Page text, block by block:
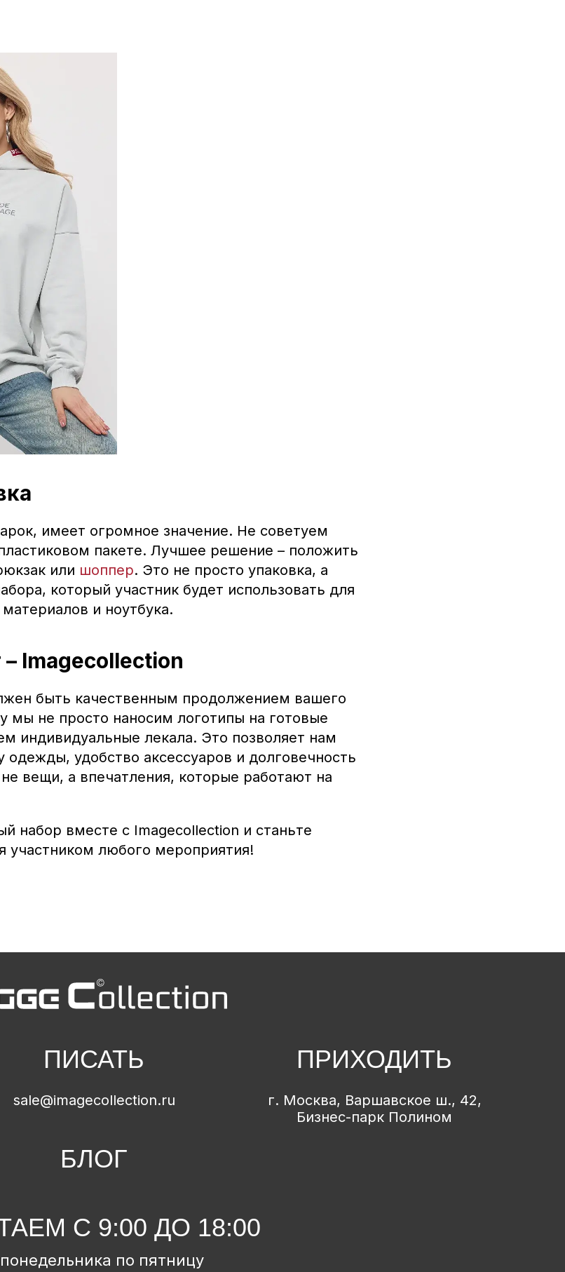
имеет огромное значение. Не советуем
пакете. Лучшее решение – положить
или шоппер. Это не просто упаковка, а
который участник будет использовать для
и ноутбука.
Imagecollection
быть качественным продолжением вашего
мы не просто наносим логотипы на готовые
индивидуальные лекала. Это позволяет нам
одежды, удобство аксессуаров и долговечность
вещи, а впечатления, которые работают на
набор вместе с Imagecollection и станьте
любого мероприятия!
ПИСАТЬ
sale@imagecollection.ru
ПРИХОДИТЬ
г. Москва, Варшавское ш., 42,
Бизнес-парк Полином
БЛОГ
С 9:00 ДО 18:00
по пятницу